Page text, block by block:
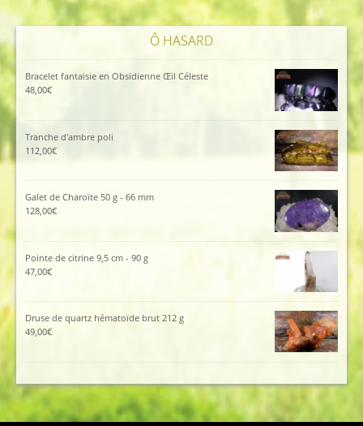
Ô HASARD
Bracelet fantaisie en Obsidienne Œil Céleste
48,00€
Tranche d'ambre poli
112,00€
Galet de Charoïte 50 g - 66 mm
128,00€
Pointe de citrine 9,5 cm - 90 g
47,00€
Druse de quartz hématoïde brut 212 g
49,00€